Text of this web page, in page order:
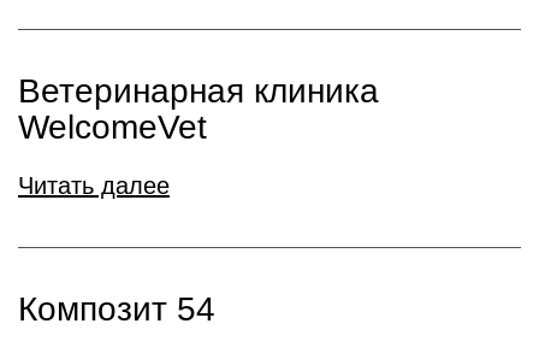
Ветеринарная клиника
WelcomeVet
Читать далее
Композит 54